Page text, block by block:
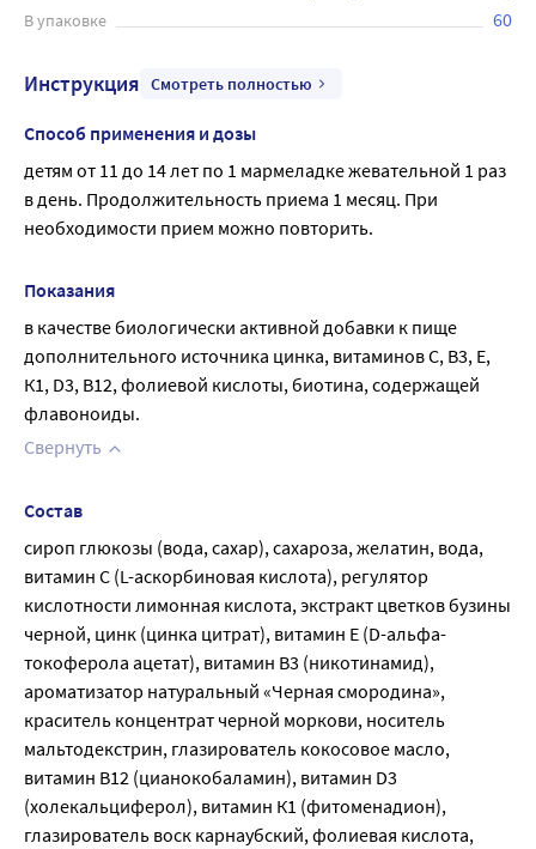
В упаковке 60
Инструкция Смотреть полностью
Способ применения и дозы
детям от 11 до 14 лет по 1 мармеладке жевательной 1 раз
в день. Продолжительность приема 1 месяц. При
необходимости прием можно повторить.
Показания
в качестве биологически активной добавки к пище
дополнительного источника цинка, витаминов С, В3, Е,
К1, D3, В12, фолиевой кислоты, биотина, содержащей
флавоноиды.
Свернуть
Состав
сироп глюкозы (вода, сахар), сахароза, желатин, вода,
витамин С (L-аскорбиновая кислота), регулятор
кислотности лимонная кислота, экстракт цветков бузины
черной, цинк (цинка цитрат), витамин E (D-альфа-
токоферола ацетат), витамин В3 (никотинамид),
ароматизатор натуральный «Черная смородина»,
краситель концентрат черной моркови, носитель
мальтодекстрин, глазирователь кокосовое масло,
витамин В12 (цианокобаламин), витамин D3
(холекальциферол), витамин К1 (фитоменадион),
глазирователь воск карнаубский, фолиевая кислота,